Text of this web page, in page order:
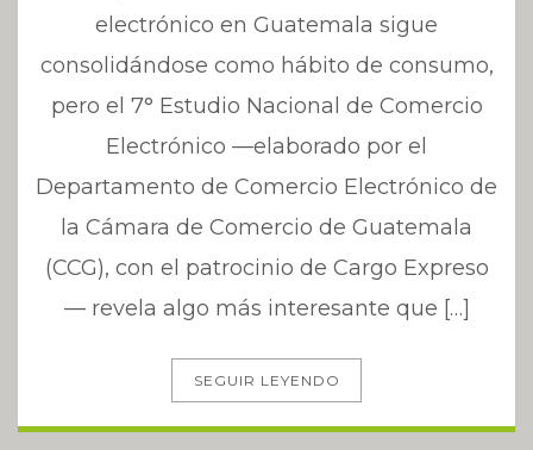
electrónico en Guatemala sigue
consolidándose como hábito de consumo,
pero el 7° Estudio Nacional de Comercio
Electrónico —elaborado por el
Departamento de Comercio Electrónico de
la Cámara de Comercio de Guatemala
(CCG), con el patrocinio de Cargo Expreso
— revela algo más interesante que […]
SEGUIR LEYENDO